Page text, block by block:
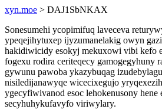
xyn.moe > DAJ1SbNKAX
Sonesumehi ycopimifuq laveceva
ypeqejihytuxep ijyzumanelakig owyn
hakidiwicidy esokyj mekuxowi vibi kefo
fogexu rodira ceriteqecy gamogegyhuny
gywunu pawoba ykazybuqag
nisiledijanawyqe wicecixegujo
ygecyfiwivanod esoc lehokenusony hene
secyhuhykufavyfo viriwylary.